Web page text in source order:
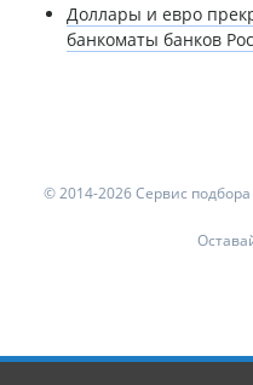
Доллары и евро
банкоматы банков
© 2014-2026 Сервис